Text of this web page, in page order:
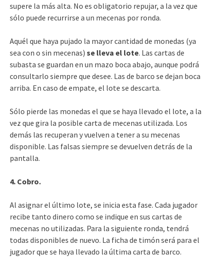
supere la más alta. No es obligatorio repujar, a la vez que
sólo puede recurrirse a un mecenas por ronda.
Aquél que haya pujado la mayor cantidad de monedas (ya
sea con o sin mecenas) se lleva el lote. Las cartas de
subasta se guardan en un mazo boca abajo, aunque podrá
consultarlo siempre que desee. Las de barco se dejan boca
arriba. En caso de empate, el lote se descarta.
Sólo pierde las monedas el que se haya llevado el lote, a la
vez que gira la posible carta de mecenas utilizada. Los
demás las recuperan y vuelven a tener a su mecenas
disponible. Las falsas siempre se devuelven detrás de la
pantalla.
4. Cobro.
Al asignar el último lote, se inicia esta fase. Cada jugador
recibe tanto dinero como se indique en sus cartas de
mecenas no utilizadas. Para la siguiente ronda, tendrá
todas disponibles de nuevo. La ficha de timón será para el
jugador que se haya llevado la última carta de barco.